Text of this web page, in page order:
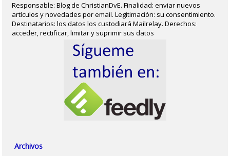
Responsable: Blog de ChristianDvE. Finalidad: enviar nuevos
artículos y novedades por email. Legitimación: su consentimiento.
Destinatarios: los datos los custodiará Mailrelay. Derechos:
acceder, rectificar, limitar y suprimir sus datos
Archivos